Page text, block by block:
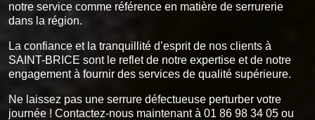
notre service comme référence en matière de serrurerie
dans la région.
La confiance et la tranquillité d’esprit de nos clients à
SAINT-BRICE sont le reflet de notre expertise et de notre
engagement à fournir des services de qualité supérieure.
Ne laissez pas une serrure défectueuse perturber votre
journée ! Contactez-nous maintenant à 01 86 98 34 05 ou